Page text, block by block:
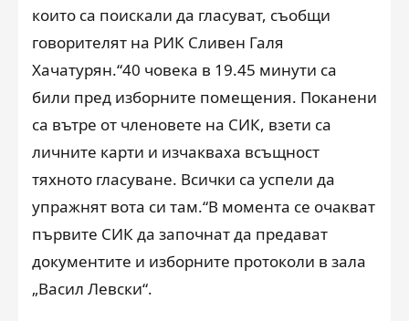
които са поискали да гласуват, съобщи
говорителят на РИК Сливен Галя
Хачатурян.“40 човека в 19.45 минути са
били пред изборните помещения. Поканени
са вътре от членовете на СИК, взети са
личните карти и изчакваха всъщност
тяхното гласуване. Всички са успели да
упражнят вота си там.“В момента се очакват
първите СИК да започнат да предават
документите и изборните протоколи в зала
„Васил Левски“.